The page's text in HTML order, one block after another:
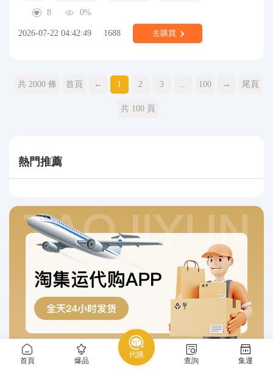
首頁 爆品
代購
查詢 集運
8
0%
2026-07-22 04:42:49 1688 去購買
共 2000 條 首頁 ← 1 2 3 ... 100 → 尾頁
共 100 頁
熱門推薦